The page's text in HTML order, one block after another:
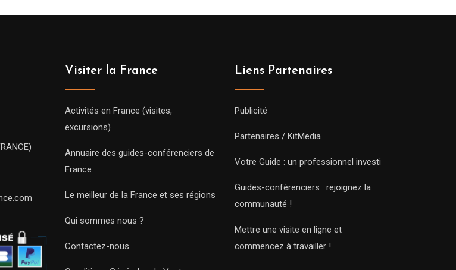
Visiter la France
Activités en France (visites,
excursions)
Annuaire des guides-conférenciers de
France
Le meilleur de la France et ses régions
Qui sommes nous ?
Contactez-nous
Liens Partenaires
Publicité
Partenaires / KitMedia
Votre Guide : un professionnel investi
Guides-conférenciers : rejoignez la
communauté !
Mettre une visite en ligne et
commencez à travailler !